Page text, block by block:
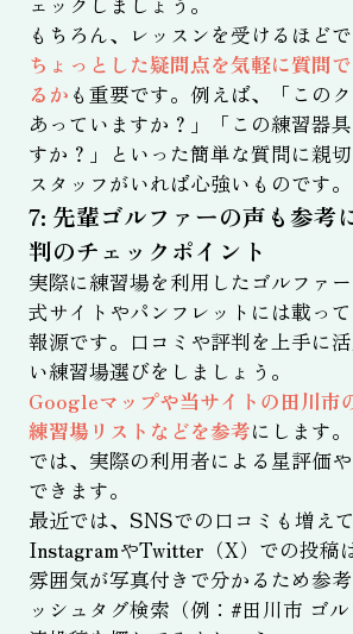
もちろん、レッスンを受けるほどで
ちょっとした疑問点を気軽に質問
るか も重要です。例えば、「この
あっていますか？」「この練習器
すか？」といった簡単な質問に親
スタッフがいれば心強いものです。
7: 先輩ゴルファーの声も参考
判のチェックポイント
実際に練習場を利用したゴルファ
式サイトやパンフレットには載っ
報源です。口コミや評判を上手に
い練習場選びをしましょう。
Googleマップや当サイトの田川市
練習場リストなどを参考にします
では、実際の利用者による星評価
できます。
最近では、SNSでの口コミも増え
InstagramやTwitter（X）での投稿
雰囲気が写真付きで分かるため参
ッシュタグ検索（例：#田川市 ゴ